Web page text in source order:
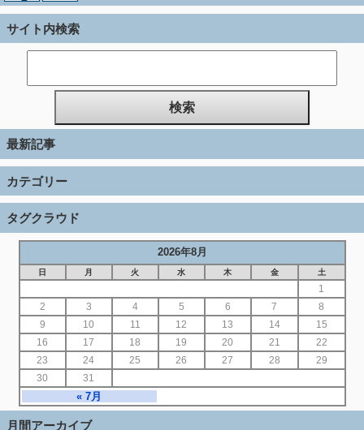
サイト内検索
最新記事
カテゴリー
タグクラウド
2026年8月
日 月 火 水 木 金 土
« 7月
1
2
3 4 5 6 7
8
9
10 11 12 13 14
15
16
17 18 19 20 21
22
23
24 25 26 27 28
29
30
31
月間アーカイブ